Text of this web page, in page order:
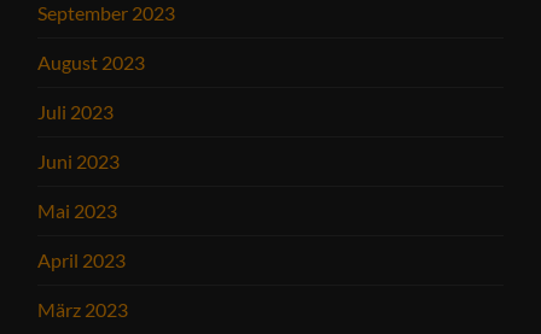
September 2023
August 2023
Juli 2023
Juni 2023
Mai 2023
April 2023
März 2023